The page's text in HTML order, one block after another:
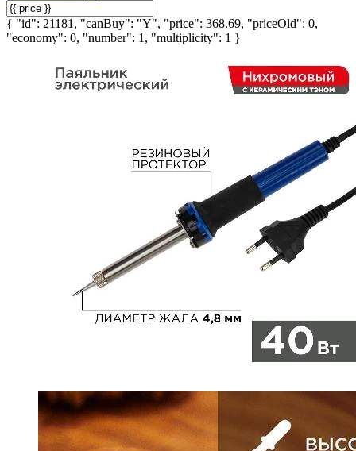
{ "id": 21181, "canBuy": "Y", "price": 368.69, "priceOld": 0,
"economy": 0, "number": 1, "multiplicity": 1 }